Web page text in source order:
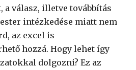
a válasz, illetve továbbítás
intézkedése miatt nem
az excel is
hozzá. Hogy lehet így
dolgozni? Ez az